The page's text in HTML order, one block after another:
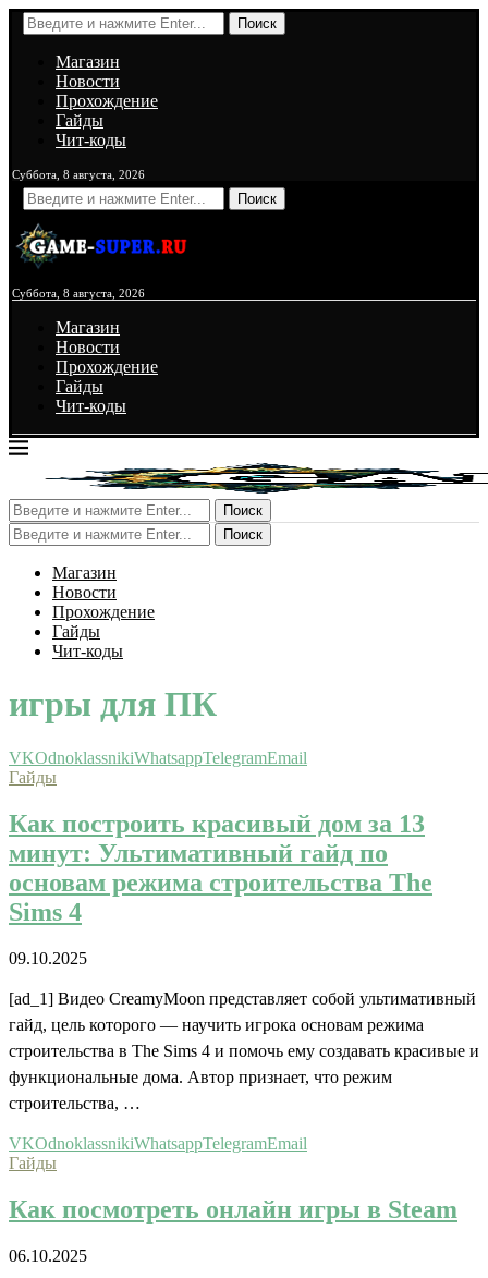
Поиск
Магазин
Новости
Прохождение
Гайды
Чит-коды
Суббота, 8 августа, 2026
Поиск
Суббота, 8 августа, 2026
Магазин
Новости
Прохождение
Гайды
Чит-коды
Поиск
Поиск
Магазин
Новости
Прохождение
Гайды
Чит-коды
игры для ПК
VKOdnoklassnikiWhatsappTelegramEmail
Гайды
Как построить красивый дом за 13
минут: Ультимативный гайд по
основам режима строительства The
Sims 4
09.10.2025
[ad_1] Видео CreamyMoon представляет собой ультимативный
гайд, цель которого — научить игрока основам режима
строительства в The Sims 4 и помочь ему создавать красивые и
функциональные дома. Автор признает, что режим
строительства, …
VKOdnoklassnikiWhatsappTelegramEmail
Гайды
Как посмотреть онлайн игры в Steam
06.10.2025